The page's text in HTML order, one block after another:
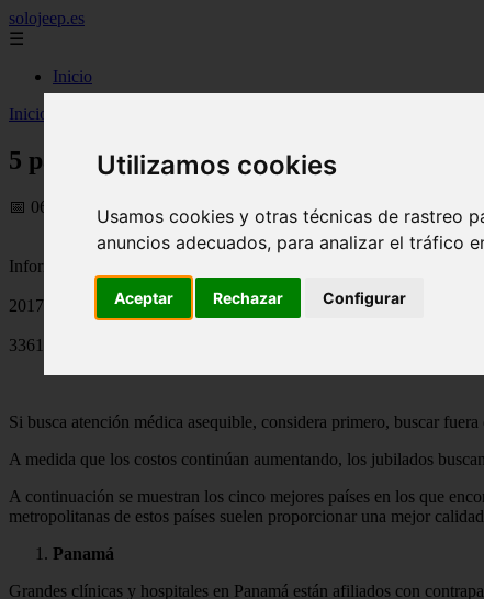
Utilizamos cookies
Usamos cookies y otras técnicas de rastreo
anuncios adecuados, para analizar el tráfico
Aceptar Rechazar Configurar
solojeep.es
☰
Inicio
Inicio
5 países que ofrecen la mejor atención
📅 06/07/2025
Información General Seguros
2017-12-30
3361
Si busca atención médica asequible, considera primero, buscar
A medida que los costos continúan aumentando, los jubilados
A continuación se muestran los cinco mejores países en los que
metropolitanas de estos países suelen proporcionar una mejor
Panamá
Grandes clínicas y hospitales en Panamá están afiliados con